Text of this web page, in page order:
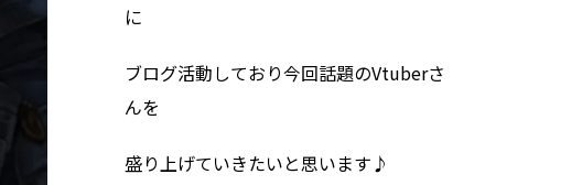
に
ブログ活動しており今回話題のVtuberさ
んを
盛り上げていきたいと思います♪